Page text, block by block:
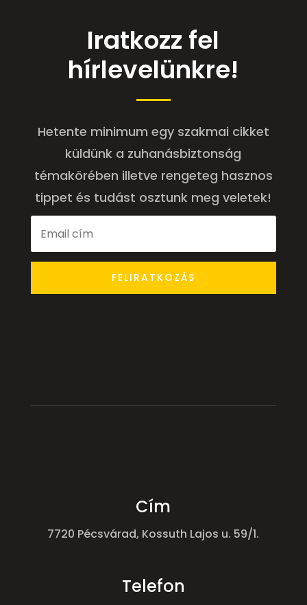
Iratkozz fel
hírlevelünkre!
Hetente minimum egy szakmai cikket
küldünk a zuhanásbiztonság
témakörében illetve rengeteg hasznos
tippet és tudást osztunk meg veletek!
FELIRATKOZÁS
Cím
7720 Pécsvárad, Kossuth Lajos u. 59/1.
Telefon